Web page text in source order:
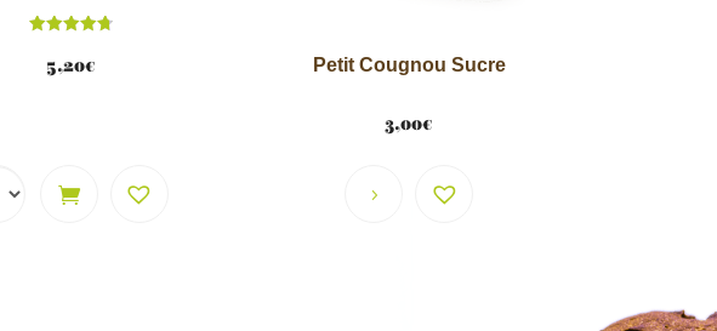
4.78
sur 5
5,20€ Petit Cougnou Sucre
3,00€